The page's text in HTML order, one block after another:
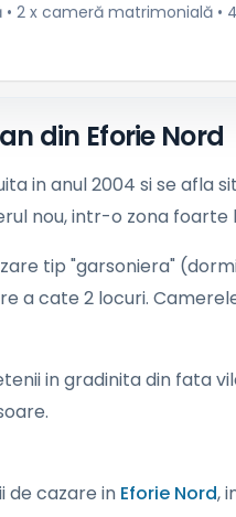
• 2 x cameră matrimonială •
din Eforie Nord
in anul 2004 si se afla
nou, intr-o zona foarte
tip "garsoniera"
a cate 2 locuri.
in gradinita din fata
de cazare in Eforie Nord,